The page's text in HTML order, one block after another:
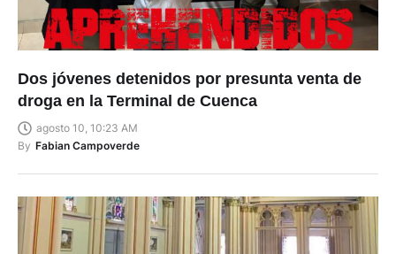
Dos jóvenes detenidos por presunta venta de
droga en la Terminal de Cuenca
agosto 10, 10:23 AM
By Fabian Campoverde